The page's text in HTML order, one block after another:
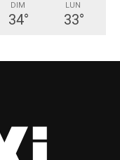
DIM
34°
LUN
33°